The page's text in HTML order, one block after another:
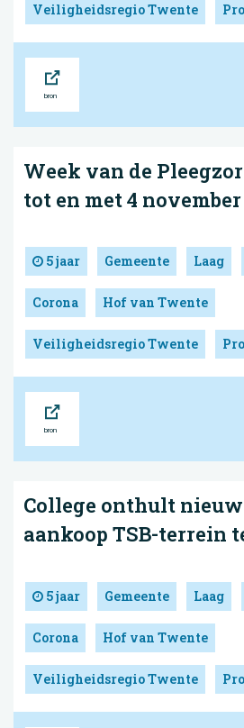
Veiligheidsregio Twente
Week van de
tot en met 4 november
5 jaar Gemeente Laag
Corona Hof van Twente
Veiligheidsregio Twente
College onthult
aankoop TSB-terrein
5 jaar Gemeente Laag
Corona Hof van Twente
Veiligheidsregio Twente